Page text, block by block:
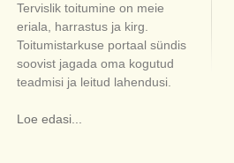
Tervislik toitumine on meie
eriala, harrastus ja kirg.
Toitumistarkuse portaal sündis
soovist jagada oma kogutud
teadmisi ja leitud lahendusi.
Loe edasi...